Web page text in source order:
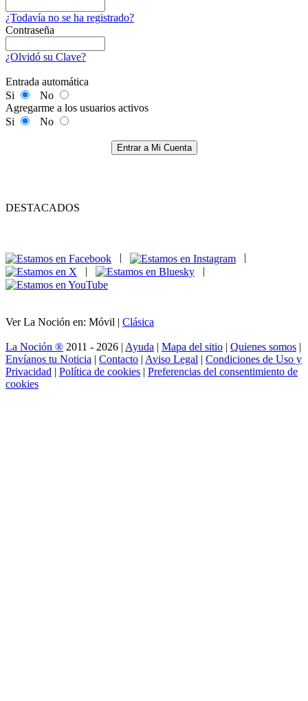
¿Todavía no se ha registrado?
Contraseña
¿Olvidó su Clave?
Entrada automática
Si
No
Agregarme a los usuarios activos
Si
No
Entrar a Mi Cuenta
DESTACADOS
|
|
Ver La Noción en: Móvil | Clásica
La Noción ® 2011 - 2026 | Ayuda | Mapa del sitio | Quienes somos |
Envíanos tu Noticia | Contacto | Aviso Legal | Condiciones de Uso y
Privacidad | Política de cookies | Preferencias del consentimiento de
cookies